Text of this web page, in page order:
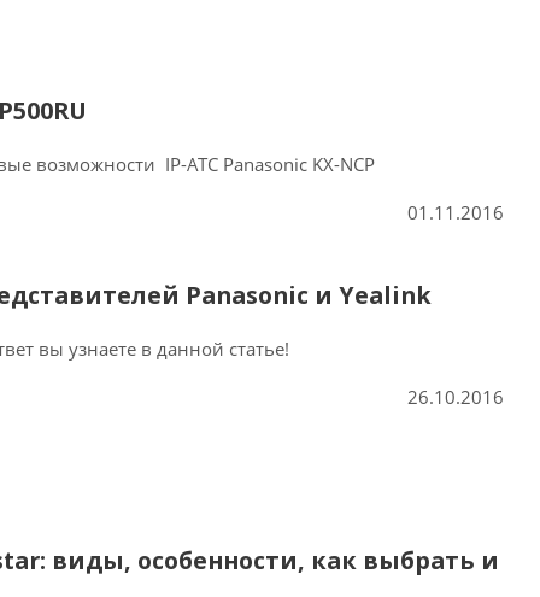
возможности IP-АТС Panasonic KX-NCP
01.11.2016
Panasonic и Yealink
вы узнаете в данной статье!
26.10.2016
виды, особенности, как выбрать и